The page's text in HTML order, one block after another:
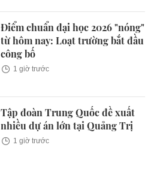
Điểm chuẩn đại học 2026 "nóng"
từ hôm nay: Loạt trường bắt đầu
công bố
1 giờ trước
Tập đoàn Trung Quốc đề xuất
nhiều dự án lớn tại Quảng Trị
1 giờ trước